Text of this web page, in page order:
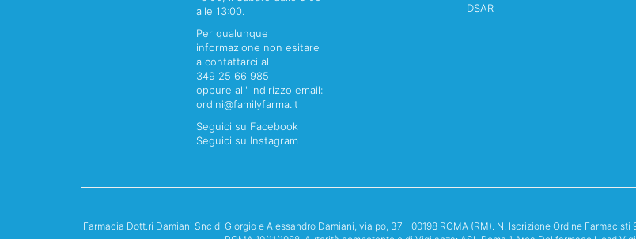
alle 13:00.
Per qualunque
informazione non esitare
a contattarci al
349 25 66 985
oppure all' indirizzo email:
ordini@familyfarma.it
Seguici su Facebook
Seguici su Instagram
DSAR
Farmacia Dott.ri Damiani Snc di Giorgio e Alessandro Damiani, via po, 37 - 00198 ROMA (RM). N. Iscrizione Ordine Farmacisti